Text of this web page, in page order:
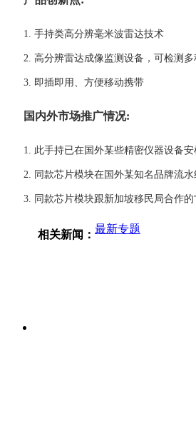
1. 手持类高分辨毫米波雷达技术
2. 高分辨雷达成像监测设备，可检测
3. 即插即用、方便移动携带
国内外市场推广情况:
1. 此手持已在国外某些精密仪器设备安
2. 同款芯片模块在国外某知名品牌流水
3. 同款芯片模块跟新加坡移民局合作
相关新闻： 最新专题